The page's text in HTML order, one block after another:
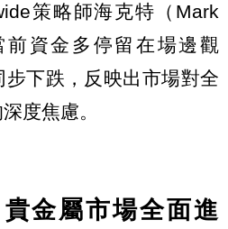
策略師海克特（Mark
前資金多停留在場邊觀
下跌，反映出市場對全
度焦慮。
金屬市場全面進